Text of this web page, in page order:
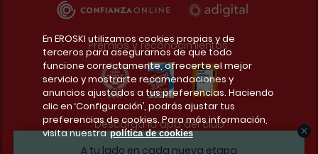
A tu lado en cada nueva etapa
Premios y reconocimientos:
Descarga la app del club
En EROSKI utilizamos cookies propias y de
terceros para asegurarnos de que todo
funcione correctamente, ofrecerte el mejor
servicio y mostrarte recomendaciones y
anuncios ajustados a tus preferencias. Haciendo
clic en ‘Configuración’, podrás ajustar tus
preferencias de cookies. Para más información,
visita nuestra política de cookies